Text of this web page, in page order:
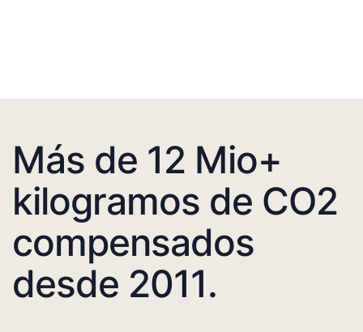
Más de 12 Mio+
kilogramos de CO2
compensados
desde 2011.